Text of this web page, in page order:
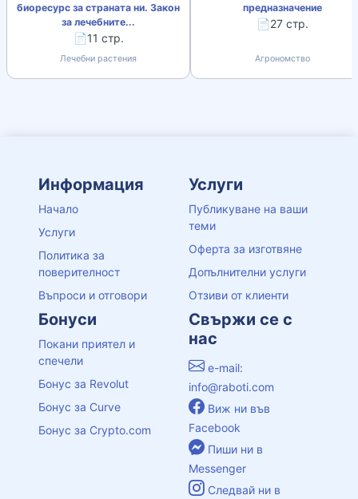
биоресурс за страната ни. Закон
за лечебните...
📄11 стр.
Лечебни растения
предназначение
📄27 стр.
Агрономство
Информация
Начало
Услуги
Политика за
поверителност
Въпроси и отговори
Услуги
Публикуване на ваши
теми
Оферта за изготвяне
Допълнителни услуги
Отзиви от клиенти
Бонуси
Покани приятел и
спечели
Бонус за Revolut
Бонус за Curve
Бонус за Crypto.com
Свържи се с
нас
e-mail:
info@raboti.com
Виж ни във
Facebook
Пиши ни в
Messenger
Следвай ни в